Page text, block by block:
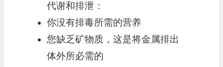
代谢和排泄：
你没有排毒所需的营养
您缺乏矿物质，这是将金属排出
体外所必需的